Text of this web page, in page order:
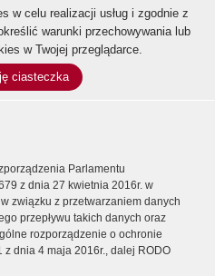
w celu realizacji usług i zgodnie z
warunki przechowywania lub
w Twojej przeglądarce.
ciasteczka
Parlamentu
z dnia 27 kwietnia 2016r. w
związku z przetwarzaniem danych
przepływu takich danych oraz
rozporządzenie o ochronie
z dnia 4 maja 2016r., dalej RODO